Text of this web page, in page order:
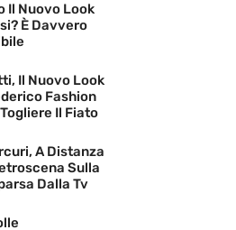
Il Nuovo Look
È Davvero
Il Nuovo Look
Fashion
Il Fiato
A Distanza
Sulla
Dalla Tv